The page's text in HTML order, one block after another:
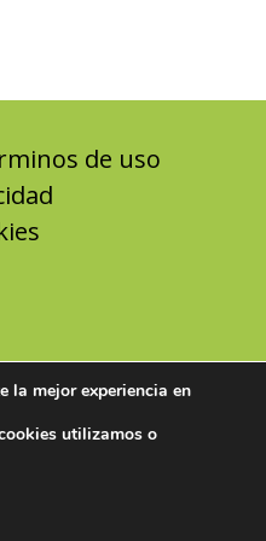
de uso
la mejor experiencia en
utilizamos o